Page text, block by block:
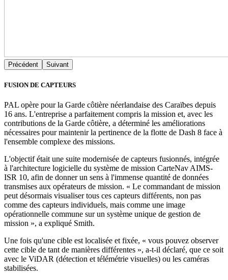
Précédent Suivant
FUSION DE CAPTEURS
PAL opère pour la Garde côtière néerlandaise des Caraïbes depuis
16 ans. L'entreprise a parfaitement compris la mission et, avec les
contributions de la Garde côtière, a déterminé les améliorations
nécessaires pour maintenir la pertinence de la flotte de Dash 8 face à
l'ensemble complexe des missions.
L'objectif était une suite modernisée de capteurs fusionnés, intégrée
à l'architecture logicielle du système de mission CarteNav AIMS-
ISR 10, afin de donner un sens à l'immense quantité de données
transmises aux opérateurs de mission. « Le commandant de mission
peut désormais visualiser tous ces capteurs différents, non pas
comme des capteurs individuels, mais comme une image
opérationnelle commune sur un système unique de gestion de
mission », a expliqué Smith.
Une fois qu'une cible est localisée et fixée, « vous pouvez observer
cette cible de tant de manières différentes », a-t-il déclaré, que ce soit
avec le ViDAR (détection et télémétrie visuelles) ou les caméras
stabilisées.